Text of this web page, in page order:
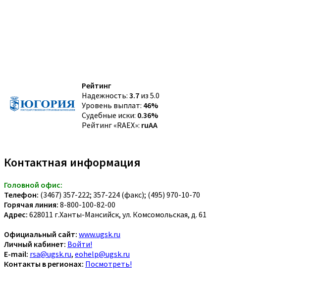
Рейтинг
Надежность: 3.7 из 5.0
Уровень выплат: 46%
Судебные иски: 0.36%
Рейтинг «RAEX»: ruAA
Контактная информация
Головной офис:
Телефон: (3467) 357-222; 357-224 (факс); (495) 970-10-70
Горячая линия: 8-800-100-82-00
Адрес: 628011 г.Ханты-Мансийск, ул. Комсомольская, д. 61
Официальный сайт: www.ugsk.ru
Личный кабинет: Войти!
E-mail: rsa@ugsk.ru, eohelp@ugsk.ru
Контакты в регионах: Посмотреть!